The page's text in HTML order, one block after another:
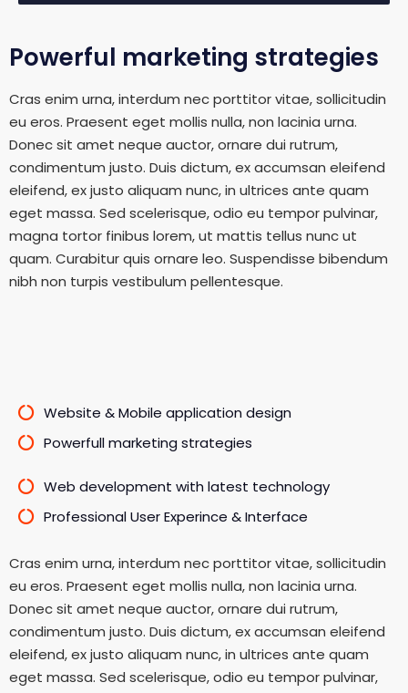
Powerful marketing strategies
Cras enim urna, interdum nec porttitor vitae, sollicitudin
eu eros. Praesent eget mollis nulla, non lacinia urna.
Donec sit amet neque auctor, ornare dui rutrum,
condimentum justo. Duis dictum, ex accumsan eleifend
eleifend, ex justo aliquam nunc, in ultrices ante quam
eget massa. Sed scelerisque, odio eu tempor pulvinar,
magna tortor finibus lorem, ut mattis tellus nunc ut
quam. Curabitur quis ornare leo. Suspendisse bibendum
nibh non turpis vestibulum pellentesque.
Website & Mobile application design
Powerfull marketing strategies
Web development with latest technology
Professional User Experince & Interface
Cras enim urna, interdum nec porttitor vitae, sollicitudin
eu eros. Praesent eget mollis nulla, non lacinia urna.
Donec sit amet neque auctor, ornare dui rutrum,
condimentum justo. Duis dictum, ex accumsan eleifend
eleifend, ex justo aliquam nunc, in ultrices ante quam
eget massa. Sed scelerisque, odio eu tempor pulvinar,